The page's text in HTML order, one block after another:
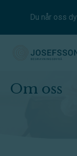
Du når oss
Om oss